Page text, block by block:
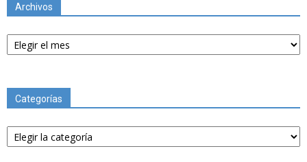
Archivos
Archivos
Categorías
Categorías